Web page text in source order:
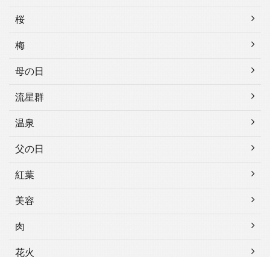
桜
梅
母の日
流星群
温泉
父の日
紅葉
美容
肉
花火